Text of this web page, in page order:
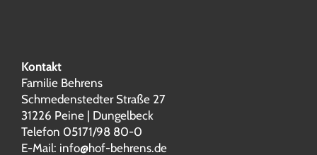
Kontakt
Familie Behrens
Schmedenstedter Straße 27
31226 Peine | Dungelbeck
Telefon 05171/98 80-0
E-Mail: info@hof-behrens.de